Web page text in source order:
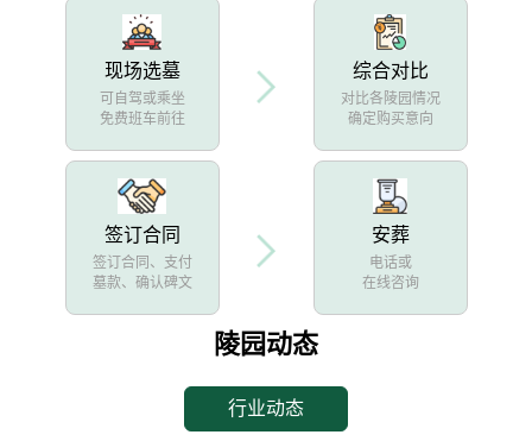
现场选墓
可自驾或乘坐
免费班车前往
综合对比
对比各陵园情况
确定购买意向
签订合同
签订合同、支付
墓款、确认碑文
安葬
电话或
在线咨询
陵园动态
行业动态